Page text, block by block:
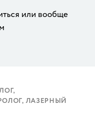
или вообще
ЛАЗЕРНЫЙ